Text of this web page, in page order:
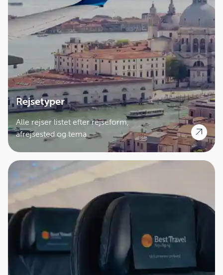
Rejsetyper
Alle rejser listet efter rejseform,
afrejsested og tema